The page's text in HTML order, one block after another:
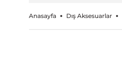
Anasayfa Dış Aksesuarlar